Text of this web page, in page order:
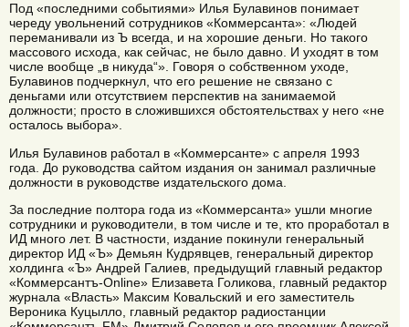
Под «последними событиями» Илья Булавинов понимает
череду увольнений сотрудников «Коммерсанта»: «Людей
переманивали из Ъ всегда, и на хорошие деньги. Но такого
массового исхода, как сейчас, не было давно. И уходят в том
числе вообще „в никуда“». Говоря о собственном уходе,
Булавинов подчеркнул, что его решение не связано с
деньгами или отсутствием перспектив на занимаемой
должности; просто в сложившихся обстоятельствах у него «не
осталось выбора».
Илья Булавинов работал в «Коммерсанте» с апреля 1993
года. До руководства сайтом издания он занимал различные
должности в руководстве издательского дома.
За последние полтора года из «Коммерсанта» ушли многие
сотрудники и руководители, в том числе и те, кто проработал в
ИД много лет. В частности, издание покинули генеральный
директор ИД «Ъ» Демьян Кудрявцев, генеральный директор
холдинга «Ъ» Андрей Галиев, предыдущий главный редактор
«Коммерсантъ-Online» Елизавета Голикова, главный редактор
журнала «Власть» Максим Ковальский и его заместитель
Вероника Куцылло, главный редактор радиостанции